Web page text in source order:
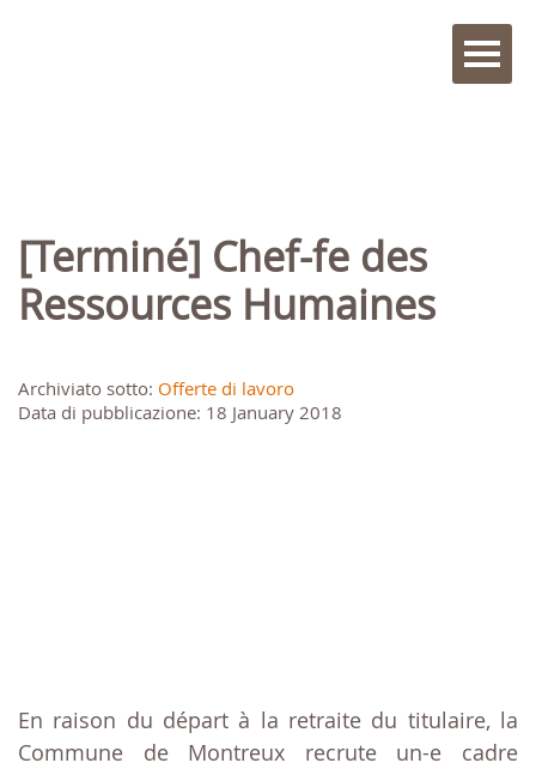
[Terminé] Chef-fe des
Ressources Humaines
Archiviato sotto: Offerte di lavoro
Data di pubblicazione: 18 January 2018
En raison du départ à la retraite du titulaire, la
Commune de Montreux recrute un-e cadre